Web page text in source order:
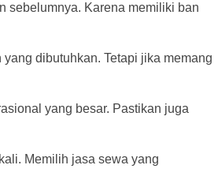
sebelumnya. Karena memiliki ban
dibutuhkan. Tetapi jika memang
yang besar. Pastikan juga
Memilih jasa sewa yang